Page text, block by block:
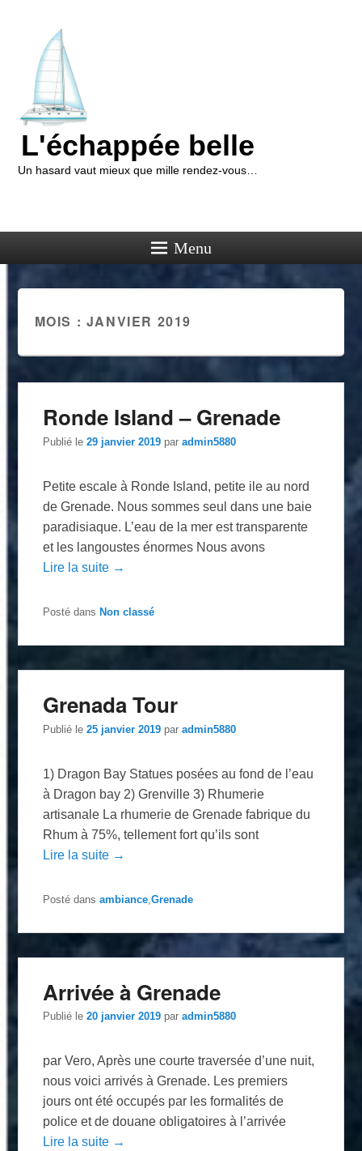
L'échappée belle
Un hasard vaut mieux que mille rendez-vous…
Menu
MOIS : JANVIER 2019
Ronde Island – Grenade
Publié le29 janvier 2019 paradmin5880
Petite escale à Ronde Island, petite ile au nord
de Grenade. Nous sommes seul dans une baie
paradisiaque. L’eau de la mer est transparente
et les langoustes énormes Nous avons
Lire la suite →
Posté dans Non classé
Grenada Tour
Publié le25 janvier 2019 paradmin5880
1) Dragon Bay Statues posées au fond de l’eau
à Dragon bay 2) Grenville 3) Rhumerie
artisanale La rhumerie de Grenade fabrique du
Rhum à 75%, tellement fort qu’ils sont
Lire la suite →
Posté dans ambiance ,Grenade
Arrivée à Grenade
Publié le20 janvier 2019 paradmin5880
par Vero, Après une courte traversée d’une nuit,
nous voici arrivés à Grenade. Les premiers
jours ont été occupés par les formalités de
police et de douane obligatoires à l’arrivée
Lire la suite →